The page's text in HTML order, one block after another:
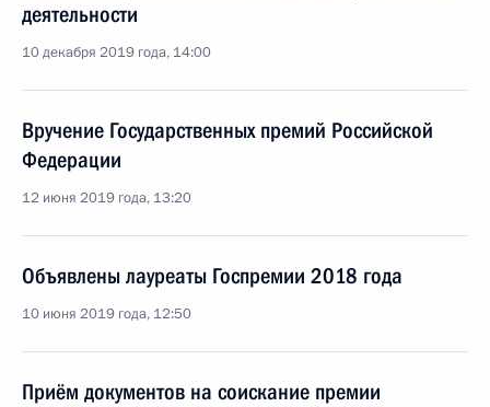
деятельности
10 декабря 2019 года, 14:00
Вручение Государственных премий Российской
Федерации
12 июня 2019 года, 13:20
Объявлены лауреаты Госпремии 2018 года
10 июня 2019 года, 12:50
Приём документов на соискание премии